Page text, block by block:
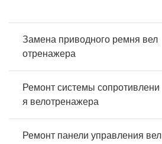
Замена приводного ремня вел
отренажера
Ремонт системы сопротивлени
я велотренажера
Ремонт панели управления вел